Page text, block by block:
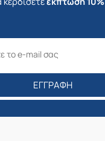
ΕΓΓΡΑΦΉ